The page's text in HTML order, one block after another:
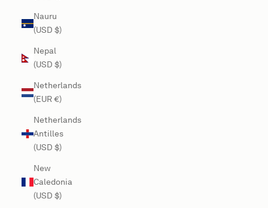
Nauru
(USD $)
Nepal
(USD $)
Netherlands
(EUR €)
Netherlands
Antilles
(USD $)
New
Caledonia
(USD $)